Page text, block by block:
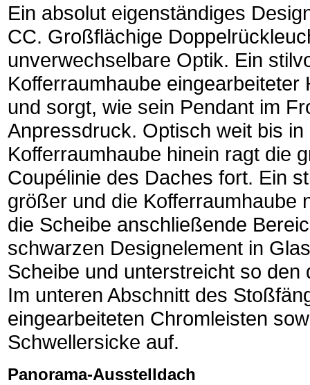
Ein absolut eigenständiges
CC. Großflächige
unverwechselbare Optik. Ein
Kofferraumhaube
und sorgt, wie sein Pendant im
Anpressdruck. Optisch weit bis
Kofferraumhaube hinein ragt die
Coupélinie des Daches fort. Ein
größer und die Kofferraumhaube
die Scheibe anschließende
schwarzen Designelement in
Scheibe und unterstreicht so
Im unteren Abschnitt des
eingearbeiteten Chromleisten
Schwellersicke auf.
Panorama-Ausstelldach